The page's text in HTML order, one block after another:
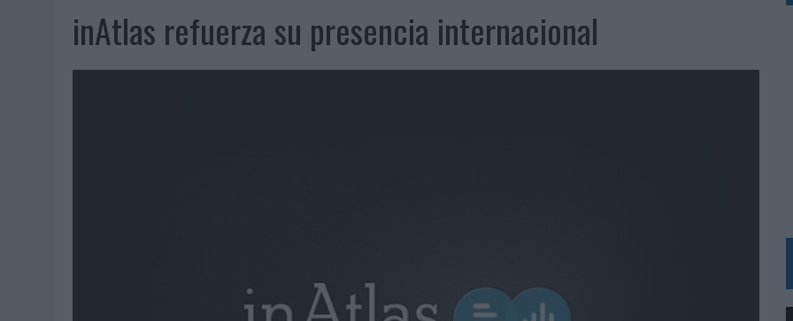
07/08/2026
PATRÓN CONVIERTE EL NUEVO SINGLE DE ARÓN PIPER EN UNA EXPERIENCIA DE MARCA EN IBIZA
07/08/2026 |
EL VERANO PONE A PRUEBA LA ESTRATEGIA DIGITAL DE LAS MARCAS
FRIGO Y UNIQLO LANZAN UNA COLECCIÓN PERSONALIZABLE INSPIRADA EN CORNETTO, CALIPPO Y SOLERO
LA IA ESTÁ SUBIENDO EL LISTÓN DE LA CREATIVIDAD
inAtlas refuerza su presencia internacional